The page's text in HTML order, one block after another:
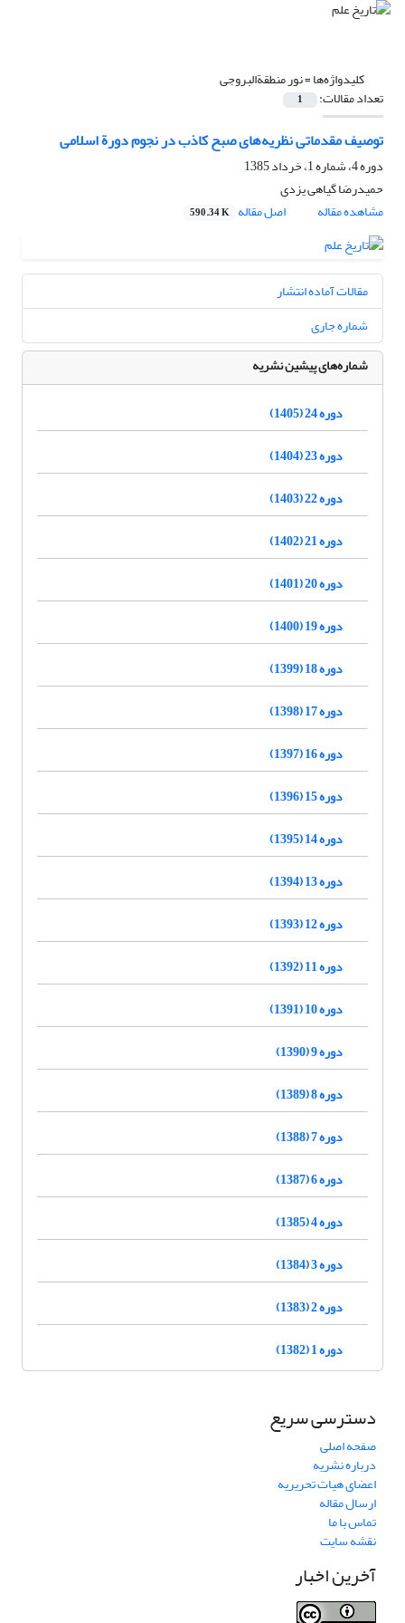
کلیدواژه‌ها =نور منطقة‌البروجی
تعداد مقالات: 1
توصیف مقدماتی نظریه‌های صبح کاذب در نجوم دورة اسلامی
دوره 4، شماره 1، خرداد 1385
حمیدرضا گیاهی یزدی
مشاهده مقاله
اصل مقاله 590.34 K
مقالات آماده انتشار
شماره جاری
شماره‌های پیشین نشریه
دوره 24 (1405)
دوره 23 (1404)
دوره 22 (1403)
دوره 21 (1402)
دوره 20 (1401)
دوره 19 (1400)
دوره 18 (1399)
دوره 17 (1398)
دوره 16 (1397)
دوره 15 (1396)
دوره 14 (1395)
دوره 13 (1394)
دوره 12 (1393)
دوره 11 (1392)
دوره 10 (1391)
دوره 9 (1390)
دوره 8 (1389)
دوره 7 (1388)
دوره 6 (1387)
دوره 4 (1385)
دوره 3 (1384)
دوره 2 (1383)
دوره 1 (1382)
دسترسی سریع
صفحه اصلی
درباره نشریه
اعضای هیات تحریریه
ارسال مقاله
تماس با ما
نقشه سایت
آخرین اخبار